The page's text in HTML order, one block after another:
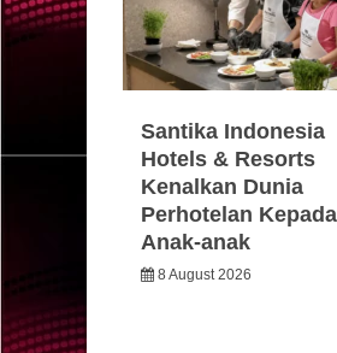
Santika Indonesia
Hotels & Resorts
Kenalkan Dunia
Perhotelan Kepada
Anak-anak
8 August 2026